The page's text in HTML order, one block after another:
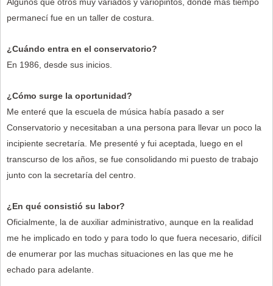
permanecí fue en un taller de costura.
¿Cuándo entra en el conservatorio?
En 1986, desde sus inicios.
¿Cómo surge la oportunidad?
Me enteré que la escuela de música había pasado a ser
Conservatorio y necesitaban a una persona para llevar un poco la
incipiente secretaría. Me presenté y fui aceptada, luego en el
transcurso de los años, se fue consolidando mi puesto de trabajo
junto con la secretaría del centro.
¿En qué consistió su labor?
Oficialmente, la de auxiliar administrativo, aunque en la realidad
me he implicado en todo y para todo lo que fuera necesario, difícil
de enumerar por las muchas situaciones en las que me he
echado para adelante.